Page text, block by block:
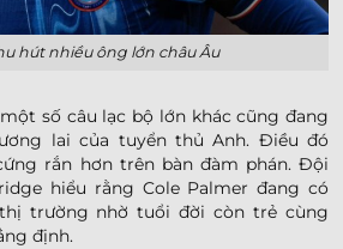
hút nhiều ông lớn châu Âu
số câu lạc bộ lớn khác cũng đang
lai của tuyển thủ Anh. Điều đó
rắn hơn trên bàn đàm phán. Đội
hiểu rằng Cole Palmer đang có
trường nhờ tuổi đời còn trẻ cùng
định.